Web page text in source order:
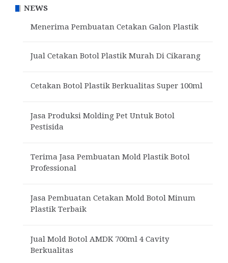
NEWS
Menerima Pembuatan Cetakan Galon Plastik
Jual Cetakan Botol Plastik Murah Di Cikarang
Cetakan Botol Plastik Berkualitas Super 100ml
Jasa Produksi Molding Pet Untuk Botol
Pestisida
Terima Jasa Pembuatan Mold Plastik Botol
Professional
Jasa Pembuatan Cetakan Mold Botol Minum
Plastik Terbaik
Jual Mold Botol AMDK 700ml 4 Cavity
Berkualitas